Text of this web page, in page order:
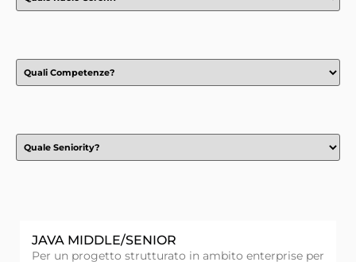
JAVA MIDDLE/SENIOR
Per un progetto strutturato in ambito enterprise per